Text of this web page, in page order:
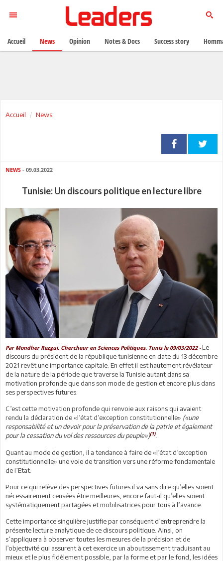
Accueil News
NEWS - 09.03.2022
Tunisie: Un discours politique en lecture libre
Par Mondher Rezgui. Chercheur en Sciences Politiques. Tunis le 09/03/2022 -Le
discours du président de la république tunisienne en date du 13 décembre
2021 revêt une importance capitale. En effet il est hautement révélateur
de la nature de la période que traverse la Tunisie autant dans sa
motivation profonde que dans son mode de gestion et encore plus dans
ses perspectives futures.
C’est cette motivation profonde qui renvoie aux raisons qui avaient
rendu la déclaration de «l’état d’exception constitutionnelle» («une
responsabilité et un devoir pour la préservation de la patrie et également
pour la cessation du vol des ressources du peuple»)(1).
Quant au mode de gestion, il a tendance à faire de «l’état d’exception
constitutionnelle» une voie de transition vers une réforme fondamentale
de l’Etat.
Pour ce qui relève des perspectives futures il va sans dire qu’elles soient
nécessairement censées être meilleures, encore faut-il qu’elles soient
systématiquement partagées et mobilisatrices pour tous à l’avance.
Cette importance singulière justifie par conséquent d’entreprendre la
présente lecture analytique de ce discours politique. Ainsi, on
s’appliquera à observer toutes les mesures de la précision et de
l’objectivité qui assurent à cet exercice un aboutissement traduisant au
mieux et le plus fidèlement possible, par la forme et par le fond, les idées
Accueil News Opinion Notes & Docs Success story